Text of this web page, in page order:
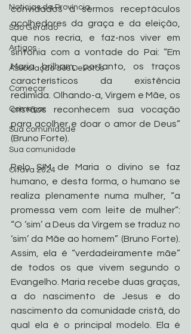
Noticias da Província
São Geraldo
Artigos
Associação dos Devotos
Começar
Começar
Sua comunidade
Sua comunidade
Oitava 2024
convidados a sermos receptáculos
acolhedores da graça e da eleição,
que nos recria, e faz-nos viver em
sintonia com a vontade do Pai: “Em
Maria brilham, portanto, os traços
característicos da existência
redimida. Olhando-a, Virgem e Mãe, os
cristãos reconhecem sua vocação
para acolher e doar o amor de Deus”
(Bruno Forte).
Pelo SIM de Maria o divino se faz
humano, e desta forma, o humano se
realiza plenamente numa mulher, “a
promessa vem com leite de mulher”:
“O ‘sim’ a Deus da Virgem se traduz no
‘sim’ da Mãe ao homem” (Bruno Forte).
Assim, ela é “verdadeiramente mãe”
de todos os que vivem segundo o
Evangelho. Maria recebe duas graças,
a do nascimento de Jesus e do
nascimento da comunidade cristã, do
qual ela é o principal modelo. Ela é